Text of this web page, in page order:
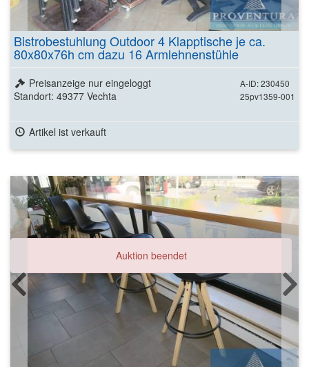
Bistrobestuhlung Outdoor 4 Klapptische je ca.
80x80x76h cm dazu 16 Armlehnenstühle
A-ID: 230450
25pv1359-001
Preisanzeige nur eingeloggt
Standort: 49377 Vechta
Artikel ist verkauft
Auktion beendet